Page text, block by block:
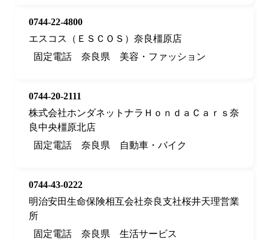
0744-22-4800
エスコス（ＥＳＣＯＳ）奈良橿原店
固定電話
奈良県 美容・ファッション
0744-20-2111
株式会社ホンダネットナラＨｏｎｄａＣａｒｓ奈
良中央橿原北店
固定電話
奈良県 自動車・バイク
0744-43-0222
明治安田生命保険相互会社奈良支社桜井天理営業
所
固定電話
奈良県 生活サービス